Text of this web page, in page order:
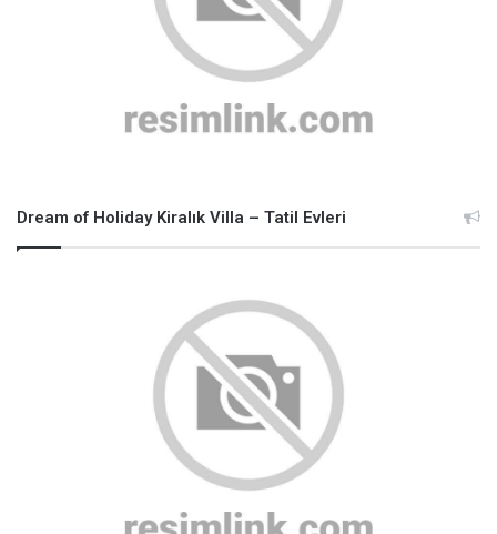
Dream of Holiday Kiralık Villa – Tatil Evleri